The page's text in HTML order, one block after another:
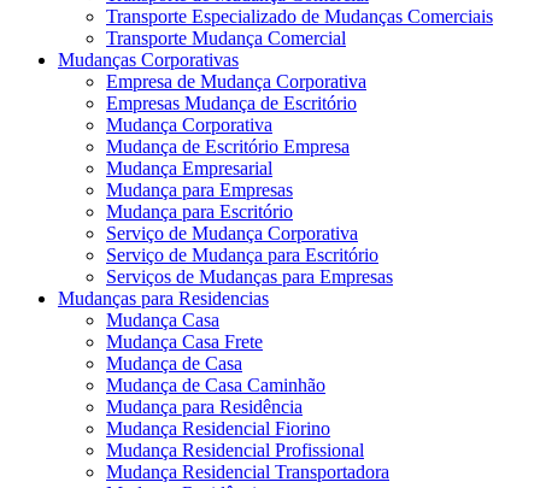
Transporte Especializado de Mudanças Comerciais
Transporte Mudança Comercial
Mudanças Corporativas
Empresa de Mudança Corporativa
Empresas Mudança de Escritório
Mudança Corporativa
Mudança de Escritório Empresa
Mudança Empresarial
Mudança para Empresas
Mudança para Escritório
Serviço de Mudança Corporativa
Serviço de Mudança para Escritório
Serviços de Mudanças para Empresas
Mudanças para Residencias
Mudança Casa
Mudança Casa Frete
Mudança de Casa
Mudança de Casa Caminhão
Mudança para Residência
Mudança Residencial Fiorino
Mudança Residencial Profissional
Mudança Residencial Transportadora